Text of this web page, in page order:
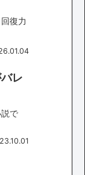
復力
レ
で